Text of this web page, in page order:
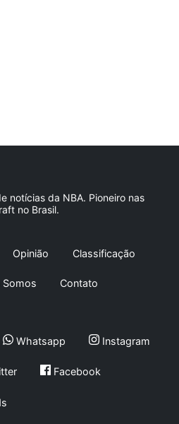
notícias da NBA. Pioneiro nas
no Brasil.
Opinião Classificação
Somos Contato
Whatsapp Instagram
Facebook